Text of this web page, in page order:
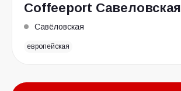
Coffeeport Савеловская
Савёловская
европейская